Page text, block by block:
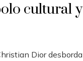
cultural y
Dior desborda